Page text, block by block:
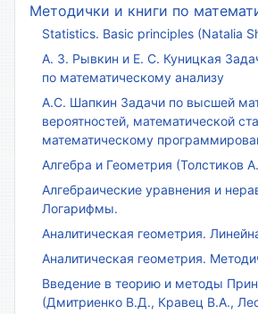
Методички и книги по
Statistics. Basic principles (Natalia
А. З. Рывкин и Е. С. Куницкая
по математическому анализу
А.С. Шапкин Задачи по высшей
вероятностей, математической
математическому
Алгебра и Геометрия (Толстиков
Алгебраические уравнения и
Логарифмы.
Аналитическая геометрия.
Аналитическая геометрия.
Введение в теорию и методы
(Дмитриенко В.Д., Кравец В.А.,